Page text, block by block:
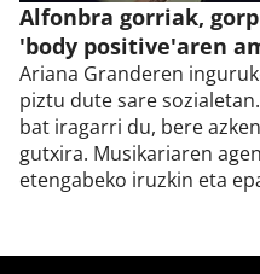
Alfonbra gorriak,
'body positive'aren
Ariana Granderen
piztu dute sare
bat iragarri du, bere
gutxira. Musikariaren
etengabeko iruzkin eta